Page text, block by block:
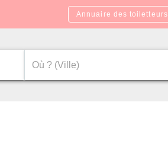
Annuaire des toiletteurs